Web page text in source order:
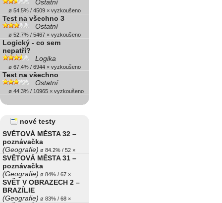
Ostatní
ø 54.5% / 4509 × vyzkoušeno
Test na všechno 3
Ostatní
ø 52.7% / 5467 × vyzkoušeno
Logický - co sem
nepatří?
Logika
ø 67.4% / 6944 × vyzkoušeno
Test na všechno
Ostatní
ø 44.3% / 10965 × vyzkoušeno
nové testy
SVĚTOVÁ MĚSTA 32 –
poznávačka
(Geografie) ø 84.2% / 52 ×
SVĚTOVÁ MĚSTA 31 –
poznávačka
(Geografie) ø 84% / 67 ×
SVĚT V OBRAZECH 2 –
BRAZÍLIE
(Geografie) ø 83% / 68 ×